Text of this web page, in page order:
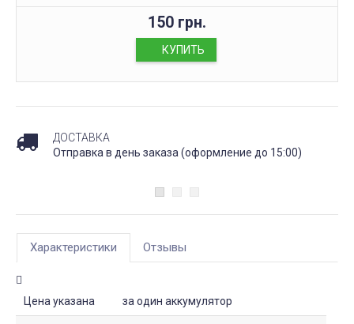
150 грн.
КУПИТЬ
ДОСТАВКА
Отправка в день заказа (оформление до 15:00)
Характеристики Отзывы
Цена указана за один аккумулятор